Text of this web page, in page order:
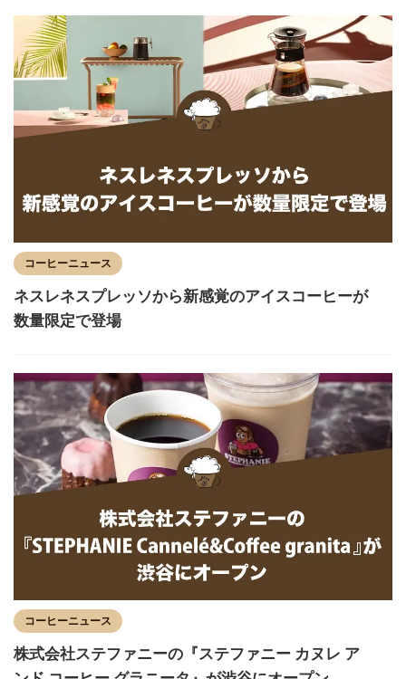
コーヒーニュース
ネスレネスプレッソから新感覚のアイスコーヒーが
数量限定で登場
コーヒーニュース
株式会社ステファニーの『ステファニー カヌレ ア